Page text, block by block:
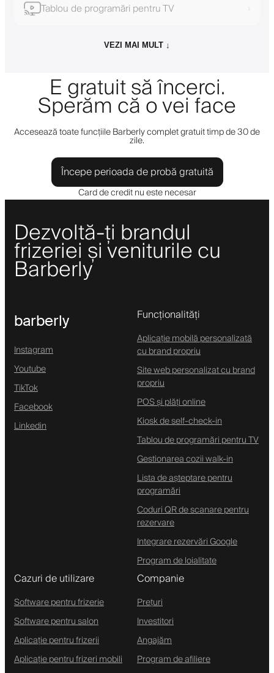
Tablou de programări pentru TV ›
VEZI MAI MULT ↓
E gratuit să încerci.
Sperăm că o vei face
Accesează toate funcțiile Barberly complet gratuit timp de 30 de
zile.
Începe perioada de probă gratuită
Card de credit nu este necesar
Dezvoltă-ți brandul
frizeriei și veniturile cu
Barberly
barberly
Instagram
Youtube
TikTok
Facebook
Linkedin
Funcționalități
Aplicație mobilă personalizată
cu brand propriu
Site web personalizat cu brand
propriu
POS și plăți online
Kiosk de self-check-in
Tablou de programări pentru TV
Gestionarea cozii walk-in
Lista de așteptare pentru
programări
Coduri QR de scanare pentru
rezervare
Integrare rezervări Google
Program de loialitate
Cazuri de utilizare
Software pentru frizerie
Software pentru salon
Aplicație pentru frizerii
Aplicație pentru frizeri mobili
Companie
Prețuri
Investitori
Angajăm
Program de afiliere